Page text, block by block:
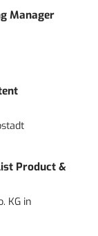
Manager
Product &
KG in